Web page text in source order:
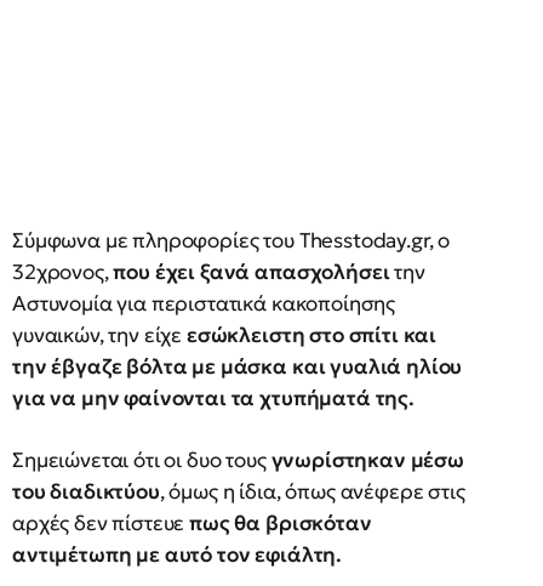
Σύμφωνα με πληροφορίες του Thesstoday.gr, o
32χρονος,που έχει ξανά απασχολήσειτην
Αστυνομία για περιστατικά κακοποίησης
γυναικών, την είχε εσώκλειστη στο σπίτι και
την έβγαζε βόλτα με μάσκα και γυαλιά ηλίου
για να μην φαίνονται τα χτυπήματά της.
Σημειώνεται ότι οι δυο τουςγνωρίστηκαν μέσω
του διαδικτύου, όμως η ίδια, όπως ανέφερε στις
αρχές δεν πίστευεπως θα βρισκόταν
αντιμέτωπη με αυτό τον εφιάλτη.